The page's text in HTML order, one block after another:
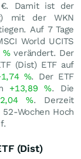
€. Damit ist der
mit der WKN
Auf 7 Tage
World UCITS
% verändert. Der
(Dist) ETF auf
%. Der ETF
+13,89%. Die
%. Derzeit
Wochen Hoch
(Dist)